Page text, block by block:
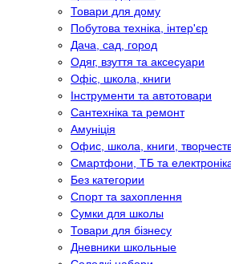
Товари для дому
Побутова техніка, інтер'єр
Дача, сад, город
Одяг, взуття та аксесуари
Офіс, школа, книги
Інструменти та автотовари
Сантехніка та ремонт
Амуніція
Офис, школа, книги,
Смартфони, ТБ та
Без категории
Спорт та захоплення
Сумки для школы
Товари для бізнесу
Дневники школьные